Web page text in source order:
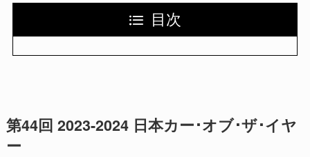
目次
第44回 2023-2024 日本カー･オブ･ザ･イヤ
ー